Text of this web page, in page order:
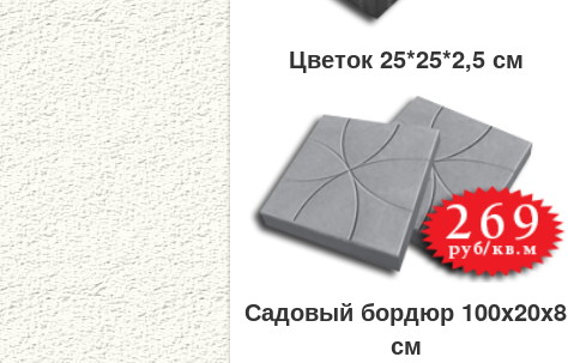
Цветок 25*25*2,5 см
Садовый бордюр 100x20x8
см